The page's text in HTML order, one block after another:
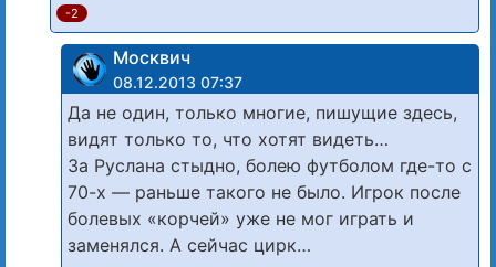
-2
Москвич
08.12.2013 07:37
Да не один, только многие, пишущие здесь,
видят только то, что хотят видеть…
За Руслана стыдно, болею футболом где-то с
70-х — раньше такого не было. Игрок после
болевых «корчей» уже не мог играть и
заменялся. А сейчас цирк…